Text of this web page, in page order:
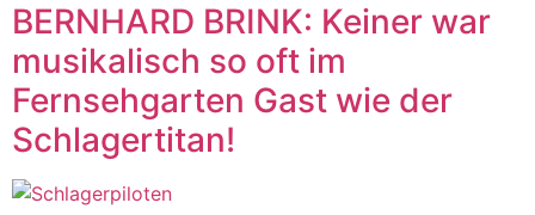
BERNHARD BRINK: Keiner war
musikalisch so oft im
Fernsehgarten Gast wie der
Schlagertitan!